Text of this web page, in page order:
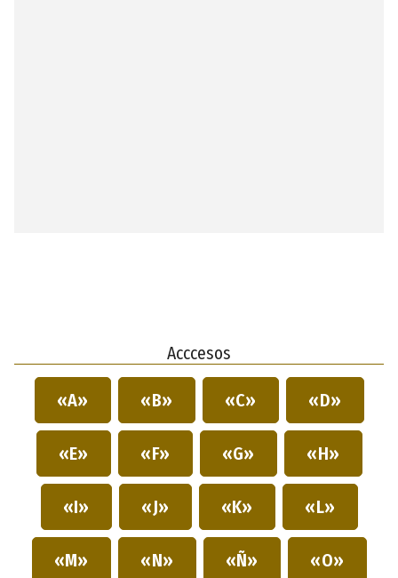
Acccesos
«A» «B» «C» «D»
«E» «F» «G» «H»
«I» «J» «K» «L»
«M» «N» «Ñ» «O»